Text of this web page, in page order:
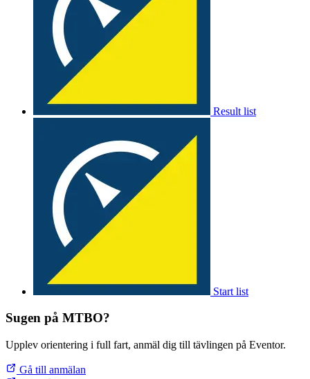
Result list
Start list
Sugen på MTBO?
Upplev orientering i full fart, anmäl dig till tävlingen på Eventor.
Gå till anmälan